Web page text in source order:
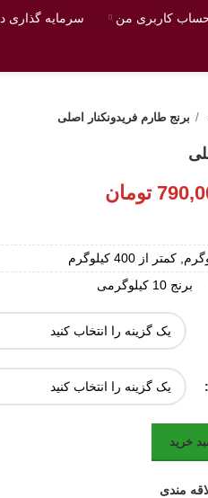
کاربری من سرمایه گذاری
برنج طارم فریدونکنار اصلی
تومان
برنج 10 کیلوگرمی
خرید
مندی